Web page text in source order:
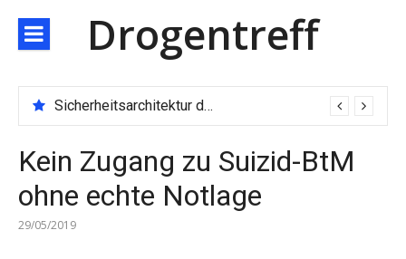
zum
Inhalt
Drogentreff
Sicherheitsarchitektur der nächsten Generation: JARXE kombiniert Multi-Wallet und MPC als Schutzschild für digitales Vertrauen
Kein Zugang zu Suizid-BtM
ohne echte Notlage
29/05/2019